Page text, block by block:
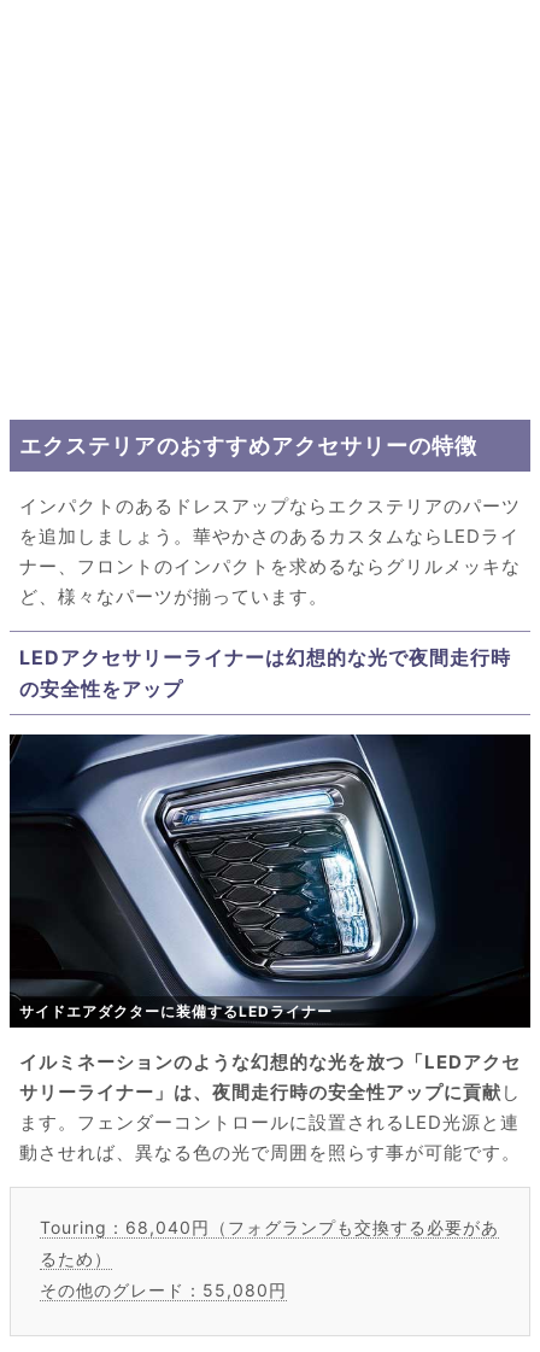
エクステリアのおすすめアクセサリーの特徴
インパクトのあるドレスアップならエクステリアのパーツ
を追加しましょう。華やかさのあるカスタムならLEDライ
ナー、フロントのインパクトを求めるならグリルメッキな
ど、様々なパーツが揃っています。
LEDアクセサリーライナーは幻想的な光で夜間走行時
の安全性をアップ
サイドエアダクターに装備するLEDライナー
イルミネーションのような幻想的な光を放つ「LEDアクセ
サリーライナー」は、夜間走行時の安全性アップに貢献 し
ます。フェンダーコントロールに設置されるLED光源と連
動させれば、異なる色の光で周囲を照らす事が可能です。
Touring：68,040円（フォグランプも交換する必要があ
るため）
その他のグレード：55,080円